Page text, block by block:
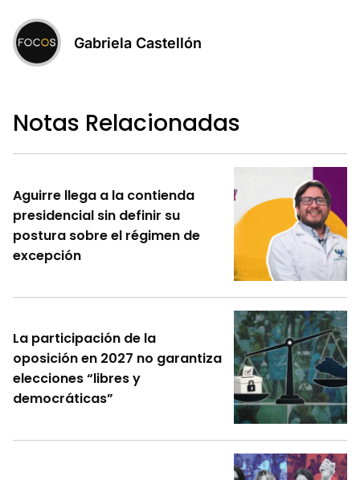
Gabriela Castellón
Notas Relacionadas
Aguirre llega a la contienda
presidencial sin definir su
postura sobre el régimen de
excepción
La participación de la
oposición en 2027 no garantiza
elecciones “libres y
democráticas”